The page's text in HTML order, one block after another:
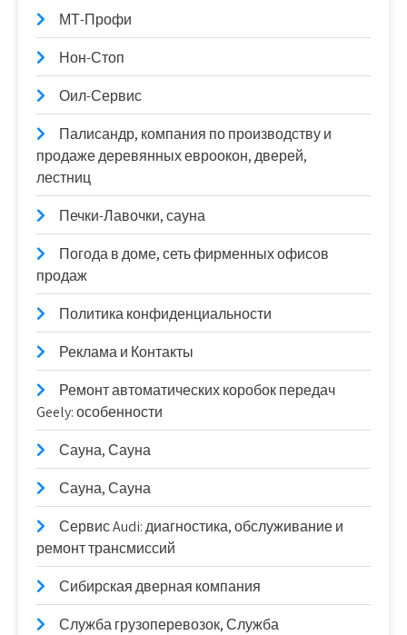
МТ-Профи
Нон-Стоп
Оил-Сервис
Палисандр, компания по производству и
продаже деревянных евроокон, дверей,
лестниц
Печки-Лавочки, сауна
Погода в доме, сеть фирменных офисов
продаж
Политика конфиденциальности
Реклама и Контакты
Ремонт автоматических коробок передач
Geely: особенности
Сауна, Сауна
Сауна, Сауна
Сервис Audi: диагностика, обслуживание и
ремонт трансмиссий
Сибирская дверная компания
Служба грузоперевозок, Служба